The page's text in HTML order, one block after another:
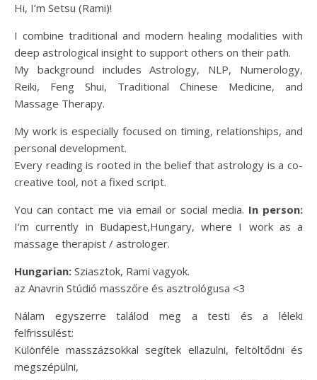
Hi, I’m Setsu (Rami)!
I combine traditional and modern healing modalities with
deep astrological insight to support others on their path.
My background includes Astrology, NLP, Numerology,
Reiki, Feng Shui, Traditional Chinese Medicine, and
Massage Therapy.
My work is especially focused on timing, relationships, and
personal development.
Every reading is rooted in the belief that astrology is a co-
creative tool, not a fixed script.
You can contact me via email or social media. In person:
I’m currently in Budapest,Hungary, where I work as a
massage therapist / astrologer.
Hungarian: Sziasztok, Rami vagyok.
az Anavrin Stúdió masszőre és asztrológusa <3
Nálam egyszerre találod meg a testi és a léleki
felfrissülést:
Különféle masszázsokkal segítek ellazulni, feltöltődni és
megszépülni,